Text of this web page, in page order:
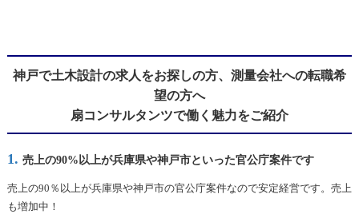
神戸で土木設計の求人をお探しの方、測量会社への転職希
望の方へ
扇コンサルタンツで働く魅力をご紹介
売上の90%以上が兵庫県や神戸市といった官公庁案件です
売上の90％以上が兵庫県や神戸市の官公庁案件なので安定経営です。売上
も増加中！